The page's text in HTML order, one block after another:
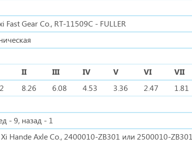
Fast Gear Co., RT-11509C - FULLER
II III IV V VI VII
8.26 6.08 4.53 3.36 2.47 1.81
- 9, назад - 1
Hande Axle Co., 2400010-ZB301 или 2500010-ZB301